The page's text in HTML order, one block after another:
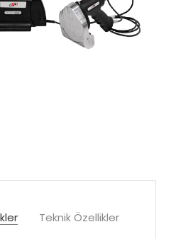
Teknik Özellikler